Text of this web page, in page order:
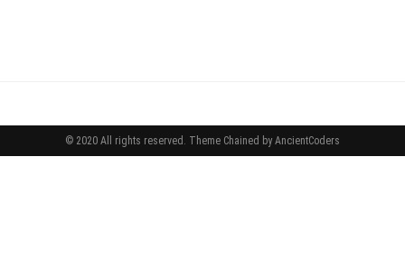
© 2020 All rights reserved. Theme Chained by AncientCoders